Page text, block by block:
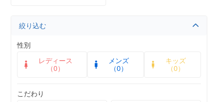
絞り込む
性別
レディース
（0）
メンズ
（0）
キッズ
（0）
こだわり